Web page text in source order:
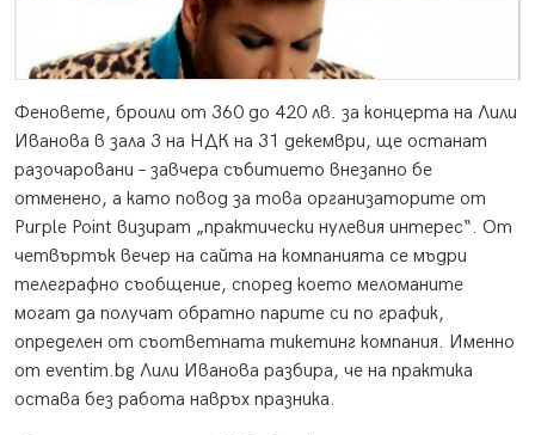
Феновете, броили от 360 до 420 лв. за концерта на Лили
Иванова в зала 3 на НДК на 31 декември, ще останат
разочаровани – завчера събитието внезапно бе
отменено, а като повод за това организаторите от
Purple Point визират „практически нулевия интерес“. От
четвъртък вечер на сайта на компанията се мъдри
телеграфно съобщение, според което меломаните
могат да получат обратно парите си по график,
определен от съответната тикетинг компания. Именно
от eventim.bg Лили Иванова разбира, че на практика
остава без работа навръх празника.